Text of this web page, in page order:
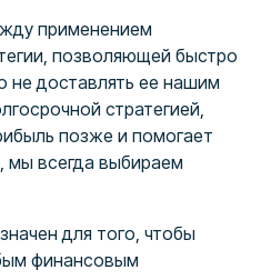
применением
позволяющей быстро
не доставлять ее нашим
стратегией,
позже и помогает
всегда выбираем
для того, чтобы
финансовым